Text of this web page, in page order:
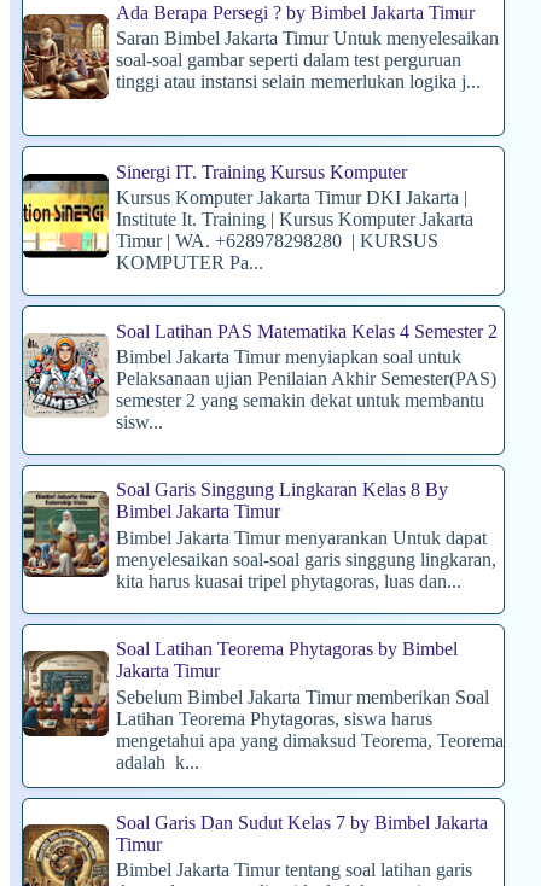
Ada Berapa Persegi ? by Bimbel Jakarta Timur
Saran Bimbel Jakarta Timur Untuk menyelesaikan
soal-soal gambar seperti dalam test perguruan
tinggi atau instansi selain memerlukan logika j...
Sinergi IT. Training Kursus Komputer
Kursus Komputer Jakarta Timur DKI Jakarta |
Institute It. Training | Kursus Komputer Jakarta
Timur | WA. +628978298280 | KURSUS
KOMPUTER Pa...
Soal Latihan PAS Matematika Kelas 4 Semester 2
Bimbel Jakarta Timur menyiapkan soal untuk
Pelaksanaan ujian Penilaian Akhir Semester(PAS)
semester 2 yang semakin dekat untuk membantu
sisw...
Soal Garis Singgung Lingkaran Kelas 8 By
Bimbel Jakarta Timur
Bimbel Jakarta Timur menyarankan Untuk dapat
menyelesaikan soal-soal garis singgung lingkaran,
kita harus kuasai tripel phytagoras, luas dan...
Soal Latihan Teorema Phytagoras by Bimbel
Jakarta Timur
Sebelum Bimbel Jakarta Timur memberikan Soal
Latihan Teorema Phytagoras, siswa harus
mengetahui apa yang dimaksud Teorema, Teorema
adalah k...
Soal Garis Dan Sudut Kelas 7 by Bimbel Jakarta
Timur
Bimbel Jakarta Timur tentang soal latihan garis